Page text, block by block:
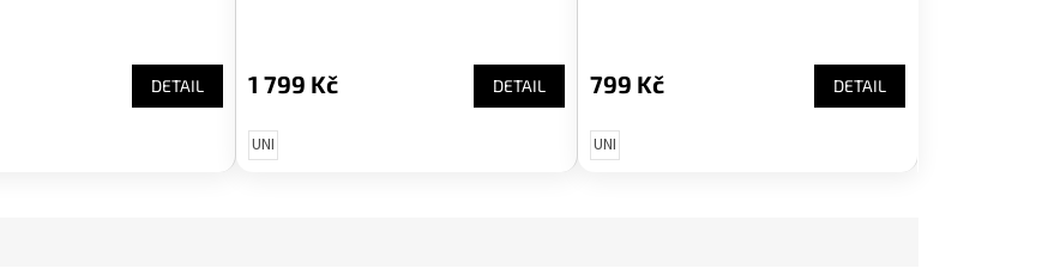
DETAIL 1 799 Kč DETAIL
UNI
799 Kč DETAIL
UNI